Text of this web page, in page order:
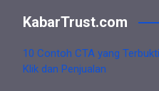
KabarTrust.com
10 Contoh CTA yang
Klik dan Penjualan